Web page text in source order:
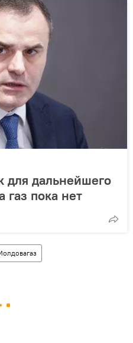
для дальнейшего
пока нет